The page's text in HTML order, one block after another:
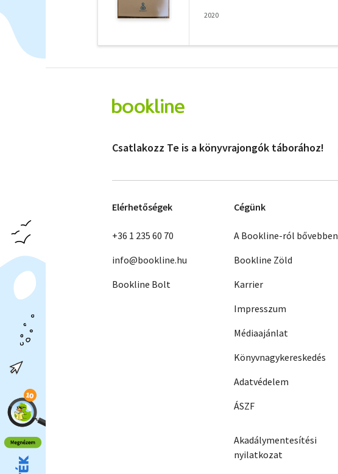
2020
Csatlakozz Te is a könyvrajongók táborához!
Elérhetőségek
+36 1 235 60 70
info@bookline.hu
Bookline Bolt
Cégünk
A Bookline-ról bővebben
Bookline Zöld
Karrier
Impresszum
Médiaajánlat
Könyvnagykereskedés
Adatvédelem
ÁSZF
Akadálymentesítési
nyilatkozat